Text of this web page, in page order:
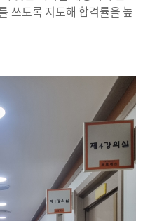
쓰도록 지도해 합격률을 높